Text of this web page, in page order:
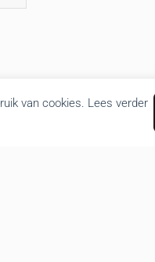
van cookies. Lees verder